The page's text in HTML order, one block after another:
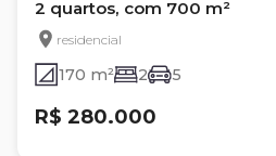
2 quartos, com 700 m²
residencial
170 m² 2 5
R$ 280.000